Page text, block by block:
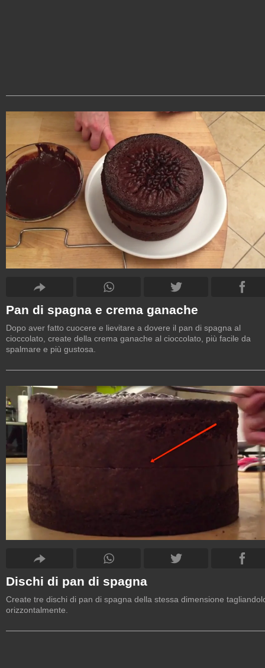
Pan di spagna e crema ganache
Dopo aver fatto cuocere e lievitare a dovere il pan di spagna al
cioccolato, create della crema ganache al cioccolato, più facile da
spalmare e più gustosa.
Dischi di pan di spagna
Create tre dischi di pan di spagna della stessa dimensione
orizzontalmente.